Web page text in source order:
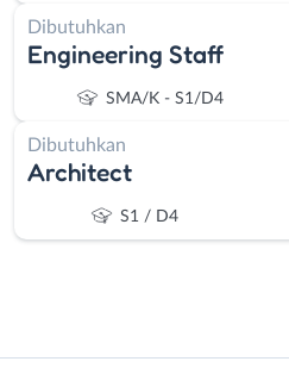
Dibutuhkan
Engineering Staff
SMA/K - S1/D4
Dibutuhkan
Architect
S1 / D4
Administrasi
Bebas